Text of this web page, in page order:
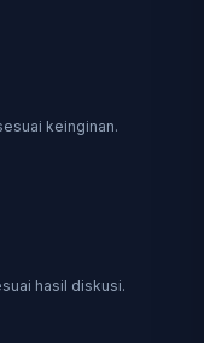
keinginan.
hasil diskusi.